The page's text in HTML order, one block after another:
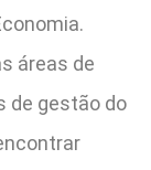
áreas de
de gestão do